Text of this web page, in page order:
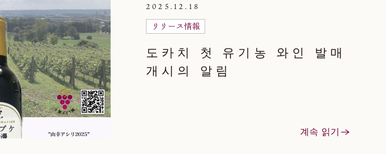
2025.12.18
リリース情報
도카치 첫 유기농 와인 발매
개시의 알림
계속 읽기